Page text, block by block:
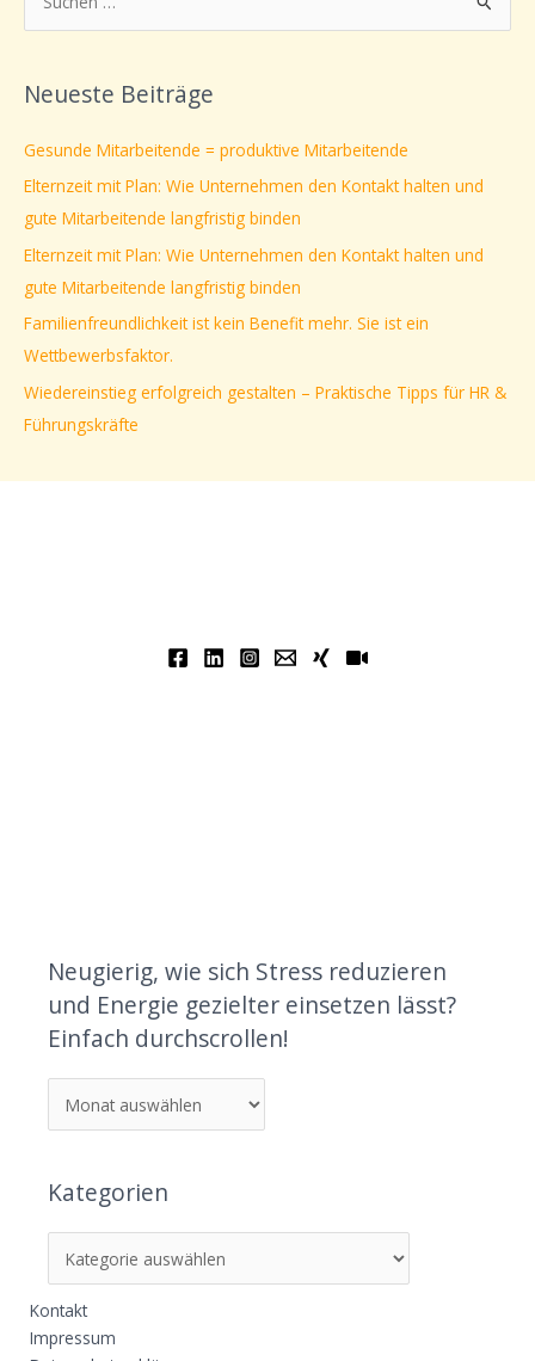
u
h
n
a
c
h
:
Neueste Beiträge
Gesunde Mitarbeitende = produktive Mitarbeitende
Elternzeit mit Plan: Wie Unternehmen den Kontakt halten und
gute Mitarbeitende langfristig binden
Elternzeit mit Plan: Wie Unternehmen den Kontakt halten und
gute Mitarbeitende langfristig binden
Familienfreundlichkeit ist kein Benefit mehr. Sie ist ein
Wettbewerbsfaktor.
Wiedereinstieg erfolgreich gestalten – Praktische Tipps für HR &
Führungskräfte
Neugierig, wie sich Stress reduzieren
und Energie gezielter einsetzen lässt?
Einfach durchscrollen!
Kategorien
Kontakt
Impressum